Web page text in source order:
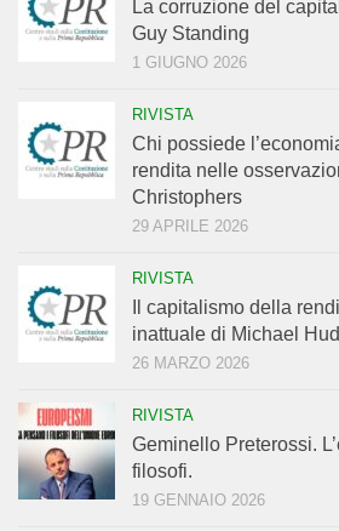
La corruzione del
Guy Standing
1 GIUGNO 2026
RIVISTA
Chi possiede
rendita nelle
Christophers
29 APRILE 2026
RIVISTA
Il capitalismo della
inattuale di Michael
26 MARZO 2026
RIVISTA
Geminello Preterossi.
filosofi.
19 GENNAIO 2026